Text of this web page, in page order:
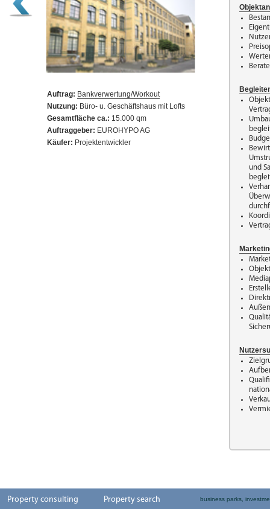
Auftrag: Bankverwertung/Workout
Nutzung: Büro- u. Geschäftshaus mit Lofts
Gesamtfläche ca.: 15.000 qm
Auftraggeber: EUROHYPO AG
Käufer: Projektentwickler
und
Property consulting Property search business parks,